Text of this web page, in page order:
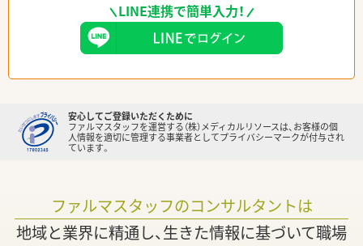
LINE連携で簡単入力！
安心してご登録いただくために
ファルマスタッフを運営する（株）メディカルリソースは、お客様の個
人情報を適切に管理する事業者としてプライバシーマークが付与され
ています。
ファルマスタッフのコンサルタントは
地域と業界に精通し、生きた情報に基づいて職場